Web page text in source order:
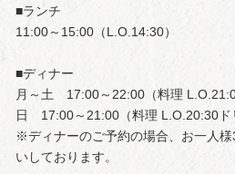
■ランチ
11:00～15:00（L.O.14:30）
■ディナー
月～土 17:00～22:00（料理
日 17:00～21:00（料理 L.O.20:30ド
※ディナーのご予約の場合、お一人
いしております。